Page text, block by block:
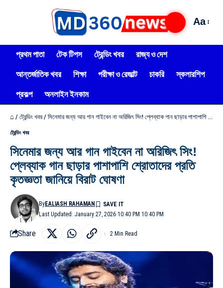
Aa
প্রথম পাতা টেক টিপস ট্রেন্ডিং খবর
রাজ্য ও দেশ
আন্তর্জাতিক খবর
শিক্ষা পরীক্ষা ও রেজাল্ট চাকরি
স্কলারশিপ
প্রকল্প
অনলাইন ইনকাম
⌂ / ট্রেন্ডিং খবর / সিনেমার জন্য আর গান গাইবেন না অরিজিৎ সিং! প্লেব্যাক গান ছাড়ার পাশাপাশি শ্রোতাদের প্রতি কৃতজ্ঞতা জানিয়ে বিরাট ঘোষণা
ট্রেন্ডিং খবর
সিনেমার জন্য আর গান গাইবেন না অরিজিৎ সিং!
প্লেব্যাক গান ছাড়ার পাশাপাশি শ্রোতাদের প্রতি
কৃতজ্ঞতা জানিয়ে বিরাট ঘোষণা
Last Updated: January 27, 2026 10:40 PM 10:40 PM
ByEALIASH RAHAMAN
Share 2 Min Read